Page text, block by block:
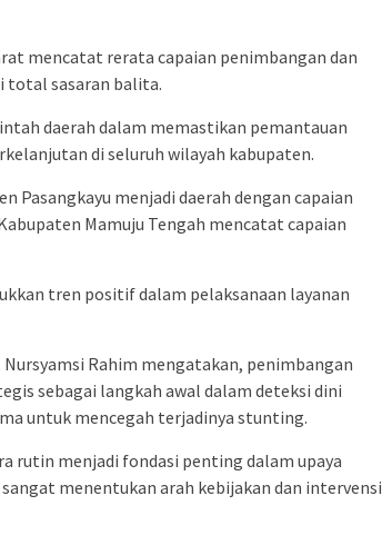
mencatat rerata capaian penimbangan dan
total sasaran balita.
daerah dalam memastikan pemantauan
di seluruh wilayah kabupaten.
Pasangkayu menjadi daerah dengan capaian
Mamuju Tengah mencatat capaian
tren positif dalam pelaksanaan layanan
Rahim mengatakan, penimbangan
sebagai langkah awal dalam deteksi dini
untuk mencegah terjadinya stunting.
rutin menjadi fondasi penting dalam upaya
menentukan arah kebijakan dan intervensi